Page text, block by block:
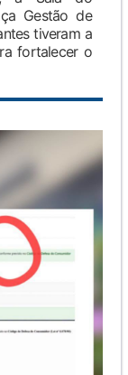
Gestão de
tiveram a
fortalecer o